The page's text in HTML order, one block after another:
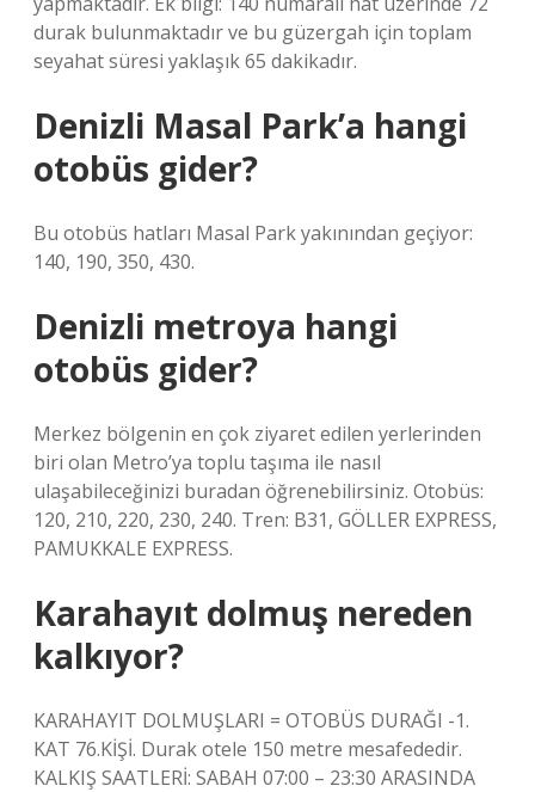
durak bulunmaktadır ve bu güzergah için toplam
seyahat süresi yaklaşık 65 dakikadır.
Denizli Masal Park’a hangi
otobüs gider?
Bu otobüs hatları Masal Park yakınından geçiyor:
140, 190, 350, 430.
Denizli metroya hangi
otobüs gider?
Merkez bölgenin en çok ziyaret edilen yerlerinden
biri olan Metro’ya toplu taşıma ile nasıl
ulaşabileceğinizi buradan öğrenebilirsiniz. Otobüs:
120, 210, 220, 230, 240. Tren: B31, GÖLLER EXPRESS,
PAMUKKALE EXPRESS.
Karahayıt dolmuş nereden
kalkıyor?
KARAHAYIT DOLMUŞLARI = OTOBÜS DURAĞI -1.
KAT 76.KİŞİ. Durak otele 150 metre mesafededir.
KALKIŞ SAATLERİ: SABAH 07:00 – 23:30 ARASINDA